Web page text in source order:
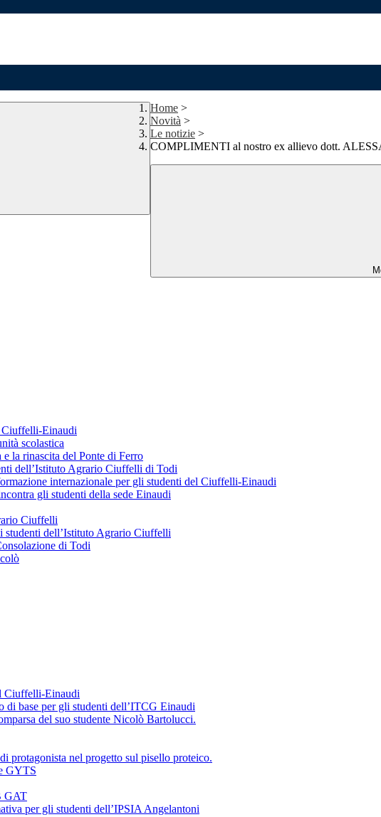
Home >
Novità >
Le notizie >
COMPLIMENTI al nostro ex allievo dott.
Ciuffelli-Einaudi
scolastica
la rinascita del Ponte di Ferro
dell’Istituto Agrario Ciuffelli di Todi
internazionale per gli studenti del Ciuffelli-Einaudi
gli studenti della sede Einaudi
Ciuffelli
studenti dell’Istituto Agrario Ciuffelli
di Todi
Ciuffelli-Einaudi
di base per gli studenti dell’ITCG Einaudi
del suo studente Nicolò Bartolucci.
protagonista nel progetto sul pisello proteico.
GYTS
GAT
per gli studenti dell’IPSIA Angelantoni